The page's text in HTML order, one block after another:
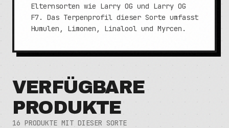
Elternsorten wie Larry OG und Larry OG
F7. Das Terpenprofil dieser Sorte umfasst
Humulen, Limonen, Linalool und Myrcen.
VERFÜGBARE
PRODUKTE
16 PRODUKTE MIT DIESER SORTE